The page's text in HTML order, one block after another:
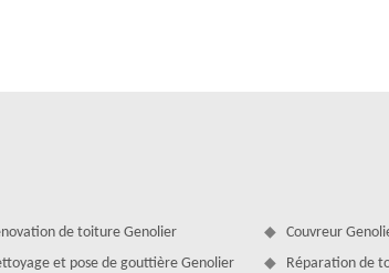
de toiture Genolier
et pose de gouttière Genolier
Couvreur
Réparation de